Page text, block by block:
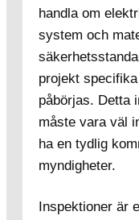
handla om
system och
projekt
påbörjas. Detta
måste vara väl
ha en tydlig
myndigheter.
Inspektioner är